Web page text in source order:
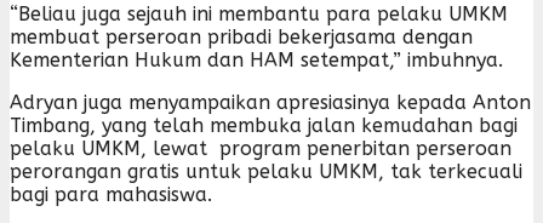
“Beliau juga sejauh ini membantu para pelaku UMKM
membuat perseroan pribadi bekerjasama dengan
Kementerian Hukum dan HAM setempat,” imbuhnya.
Adryan juga menyampaikan apresiasinya kepada Anton
Timbang, yang telah membuka jalan kemudahan bagi
pelaku UMKM, lewat program penerbitan perseroan
perorangan gratis untuk pelaku UMKM, tak terkecuali
bagi para mahasiswa.